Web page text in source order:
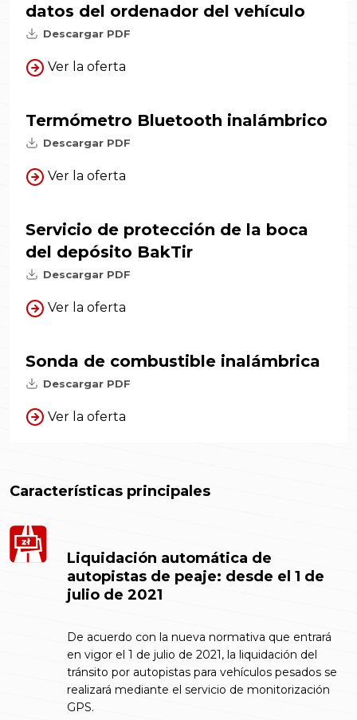
datos del ordenador del vehículo
Descargar PDF
Ver la oferta
Termómetro Bluetooth inalámbrico
Descargar PDF
Ver la oferta
Servicio de protección de la boca
del depósito BakTir
Descargar PDF
Ver la oferta
Sonda de combustible inalámbrica
Descargar PDF
Ver la oferta
Características principales
Liquidación automática de
autopistas de peaje: desde el 1 de
julio de 2021
De acuerdo con la nueva normativa que entrará
en vigor el 1 de julio de 2021, la liquidación del
tránsito por autopistas para vehículos pesados se
realizará mediante el servicio de monitorización
GPS.